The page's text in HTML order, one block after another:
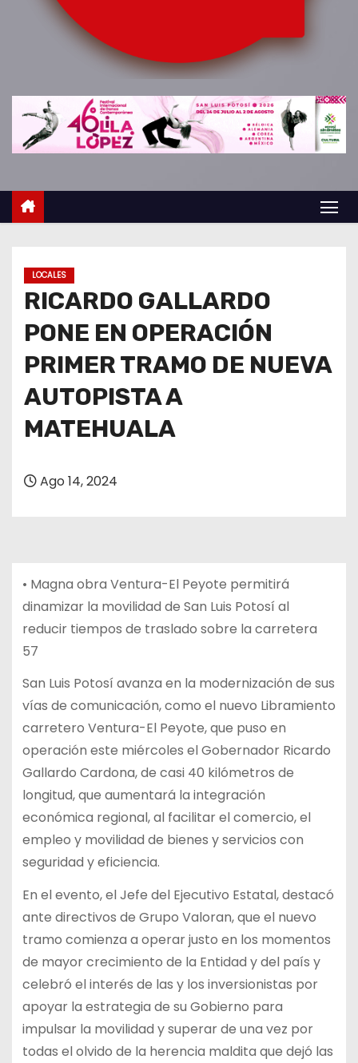
LOCALES
RICARDO GALLARDO
PONE EN OPERACIÓN
PRIMER TRAMO DE NUEVA
AUTOPISTA A
MATEHUALA
Ago 14, 2024
• Magna obra Ventura-El Peyote permitirá
dinamizar la movilidad de San Luis Potosí al
reducir tiempos de traslado sobre la carretera
57
San Luis Potosí avanza en la modernización de sus
vías de comunicación, como el nuevo Libramiento
carretero Ventura-El Peyote, que puso en
operación este miércoles el Gobernador Ricardo
Gallardo Cardona, de casi 40 kilómetros de
longitud, que aumentará la integración
económica regional, al facilitar el comercio, el
empleo y movilidad de bienes y servicios con
seguridad y eficiencia.
En el evento, el Jefe del Ejecutivo Estatal, destacó
ante directivos de Grupo Valoran, que el nuevo
tramo comienza a operar justo en los momentos
de mayor crecimiento de la Entidad y del país y
celebró el interés de las y los inversionistas por
apoyar la estrategia de su Gobierno para
impulsar la movilidad y superar de una vez por
todas el olvido de la herencia maldita que dejó las